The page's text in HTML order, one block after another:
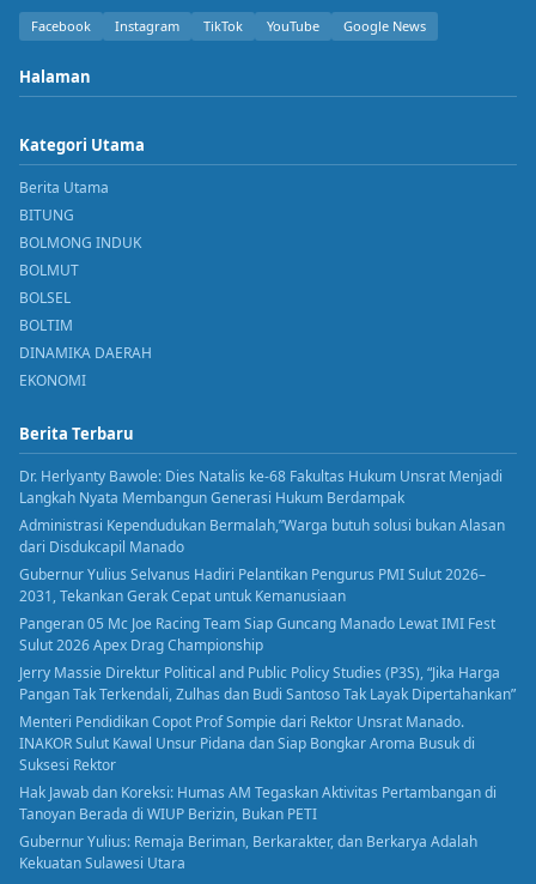
Facebook Instagram TikTok YouTube Google News
Halaman
Kategori Utama
Berita Utama
BITUNG
BOLMONG INDUK
BOLMUT
BOLSEL
BOLTIM
DINAMIKA DAERAH
EKONOMI
Berita Terbaru
Dr. Herlyanty Bawole: Dies Natalis ke-68 Fakultas Hukum Unsrat Menjadi
Langkah Nyata Membangun Generasi Hukum Berdampak
Administrasi Kependudukan Bermalah,”Warga butuh solusi bukan Alasan
dari Disdukcapil Manado
Gubernur Yulius Selvanus Hadiri Pelantikan Pengurus PMI Sulut 2026–
2031, Tekankan Gerak Cepat untuk Kemanusiaan
Pangeran 05 Mc Joe Racing Team Siap Guncang Manado Lewat IMI Fest
Sulut 2026 Apex Drag Championship
Jerry Massie Direktur Political and Public Policy Studies (P3S), “Jika Harga
Pangan Tak Terkendali, Zulhas dan Budi Santoso Tak Layak Dipertahankan”
Menteri Pendidikan Copot Prof Sompie dari Rektor Unsrat Manado.
INAKOR Sulut Kawal Unsur Pidana dan Siap Bongkar Aroma Busuk di
Suksesi Rektor
Hak Jawab dan Koreksi: Humas AM Tegaskan Aktivitas Pertambangan di
Tanoyan Berada di WIUP Berizin, Bukan PETI
Gubernur Yulius: Remaja Beriman, Berkarakter, dan Berkarya Adalah
Kekuatan Sulawesi Utara